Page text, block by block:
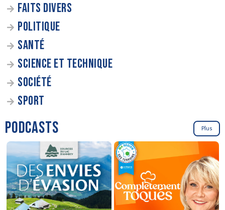
FAITS DIVERS
POLITIQUE
SANTÉ
SCIENCE ET TECHNIQUE
SOCIÉTÉ
SPORT
PODCASTS Plus